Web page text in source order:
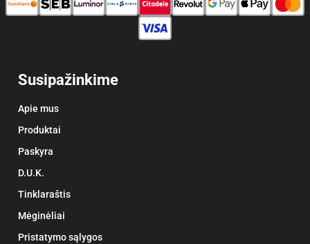
Susipažinkime
Apie mus
Produktai
Paskyra
D.U.K.
Tinklaraštis
Mėginėliai
Pristatymo sąlygos